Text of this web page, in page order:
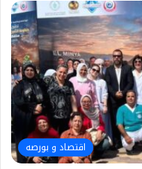
اقتصاد و بورصه